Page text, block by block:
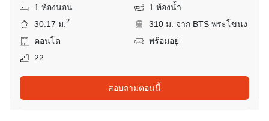
1 ห้องนอน
1 ห้องน้ำ
30.17 ม.2
310 ม. จาก BTS พระโขนง
คอนโด
พร้อมอยู่
22
สอบถามตอนนี้